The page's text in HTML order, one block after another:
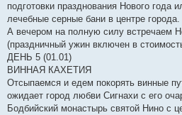
подготовки празднования Нового года
лечебные серные бани в центре города.
А вечером на полную силу встречаем
(праздничный ужин включен в
ДЕНЬ 5 (01.01)
ВИННАЯ КАХЕТИЯ
Отсыпаемся и едем покорять винные
ожидает город любви Сигнахи с его
Бодбийский монастырь святой Нино с